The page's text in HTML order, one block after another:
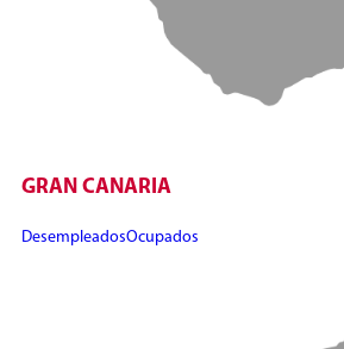
GRAN CANARIA
DesempleadosOcupados